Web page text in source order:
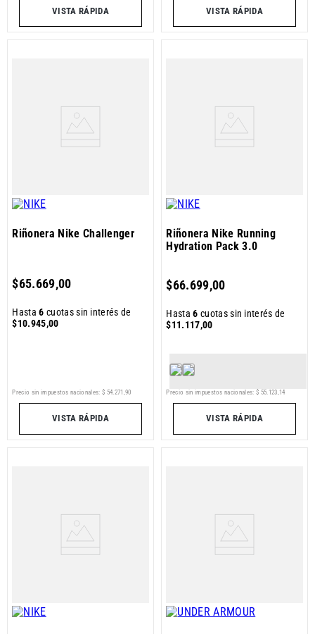
VISTA RÁPIDA VISTA RÁPIDA
Riñonera Nike Challenger
$65.669,00
Hasta6 cuotas sin interés de
$10.945,00
Precio sin impuestos nacionales: $ 54 271 90
VISTA RÁPIDA
Riñonera Nike Running
Hydration Pack 3.0
$66.699,00
Hasta6 cuotas sin interés de
$11.117,00
Precio sin impuestos nacionales: $ 55 123 14
VISTA RÁPIDA